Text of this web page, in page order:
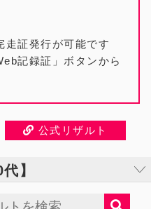
走証発行が可能です
記録証」ボタンから
公式リザルト
】